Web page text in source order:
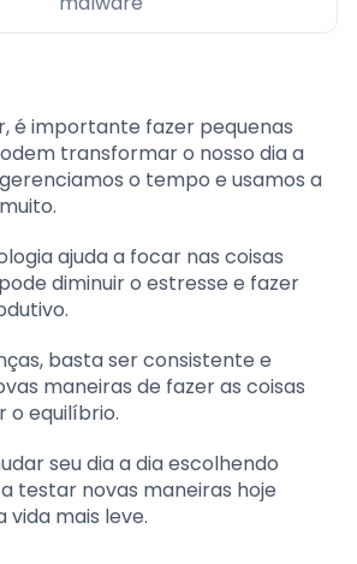
é importante fazer pequenas
transformar o nosso dia a
o tempo e usamos a
ajuda a focar nas coisas
diminuir o estresse e fazer
basta ser consistente e
maneiras de fazer as coisas
o equilíbrio.
seu dia a dia escolhendo
testar novas maneiras hoje
vida mais leve.